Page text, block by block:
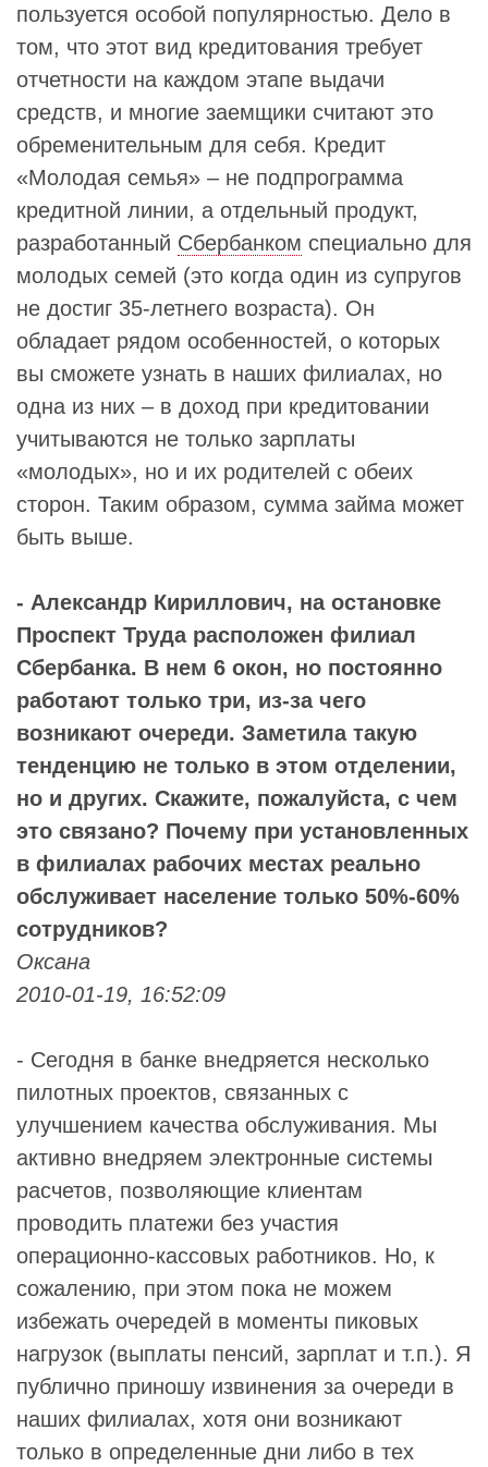
пользуется особой популярностью. Дело в
том, что этот вид кредитования требует
отчетности на каждом этапе выдачи
средств, и многие заемщики считают это
обременительным для себя. Кредит
«Молодая семья» – не подпрограмма
кредитной линии, а отдельный продукт,
разработанный Сбербанком специально для
молодых семей (это когда один из супругов
не достиг 35-летнего возраста). Он
обладает рядом особенностей, о которых
вы сможете узнать в наших филиалах, но
одна из них – в доход при кредитовании
учитываются не только зарплаты
«молодых», но и их родителей с обеих
сторон. Таким образом, сумма займа может
быть выше.
- Александр Кириллович, на остановке
Проспект Труда расположен филиал
Сбербанка. В нем 6 окон, но постоянно
работают только три, из-за чего
возникают очереди. Заметила такую
тенденцию не только в этом отделении,
но и других. Скажите, пожалуйста, с чем
это связано? Почему при установленных
в филиалах рабочих местах реально
обслуживает население только 50%-60%
сотрудников?
Оксана
2010-01-19, 16:52:09
- Сегодня в банке внедряется несколько
пилотных проектов, связанных с
улучшением качества обслуживания. Мы
активно внедряем электронные системы
расчетов, позволяющие клиентам
проводить платежи без участия
операционно-кассовых работников. Но, к
сожалению, при этом пока не можем
избежать очередей в моменты пиковых
нагрузок (выплаты пенсий, зарплат и т.п.). Я
публично приношу извинения за очереди в
наших филиалах, хотя они возникают
только в определенные дни либо в тех